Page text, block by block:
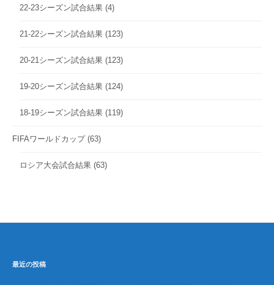
22-23シーズン試合結果 (4)
21-22シーズン試合結果 (123)
20-21シーズン試合結果 (123)
19-20シーズン試合結果 (124)
18-19シーズン試合結果 (119)
FIFAワールドカップ(63)
ロシア大会試合結果 (63)
最近の投稿